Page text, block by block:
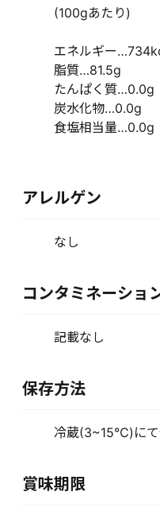
(100gあたり)
エネルギー
脂質…81.5g
たんぱく質…0.0g
炭水化物…0.0g
食塩相当量…0.0g
アレルゲン
なし
コンタミネーショ
記載なし
保存方法
冷蔵(3~15℃)にて
賞味期限